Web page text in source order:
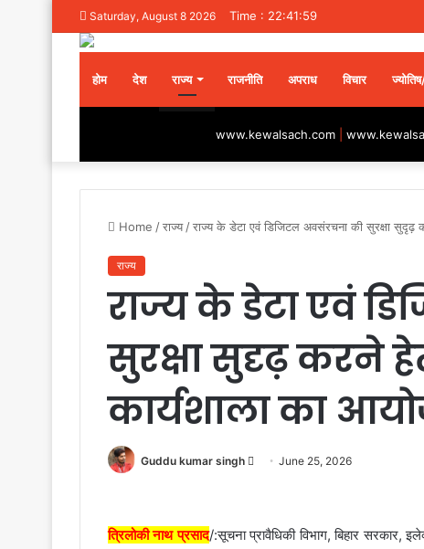
Saturday, August 8 2026 Time : 22:41:59
होम देश राज्य राजनीति अपराध विचार
www.kewalsach.com
Home /राज्य /राज्य के डेटा एवं डिजिटल अवसंरचना की सुरक्षा सुदृढ़
राज्य
राज्य के डेटा एवं
सुरक्षा सुदृढ़ करने
कार्यशाला का
Guddu kumar singh
SendJune 25, 2026
त्रिलोकी नाथ प्रसाद/:सूचना प्रावैधिकी विभाग, बिहार सरकार,